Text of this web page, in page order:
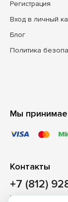
Регистрация
Вход в личный
Блог
Политика
Мы
Контакты
+7 (812)
Наш магазин